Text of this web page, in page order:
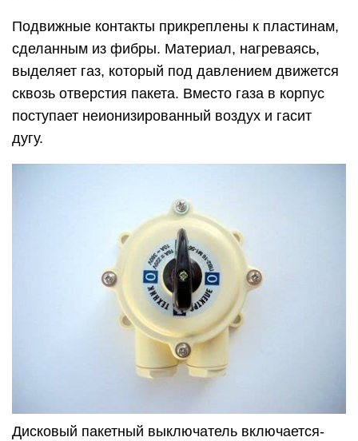
Подвижные контакты прикреплены к пластинам,
сделанным из фибры. Материал, нагреваясь,
выделяет газ, который под давлением движется
сквозь отверстия пакета. Вместо газа в корпус
поступает неионизированный воздух и гасит
дугу.
Дисковый пакетный выключатель включается-